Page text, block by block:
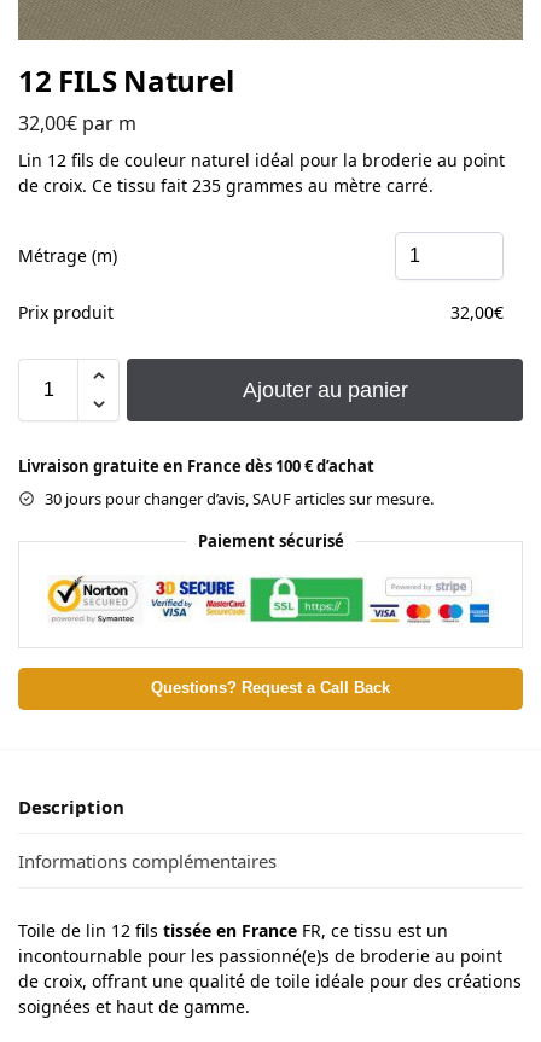
12 FILS Naturel
32,00€ par m
Lin 12 fils de couleur naturel idéal pour la broderie au point
de croix. Ce tissu fait 235 grammes au mètre carré.
Métrage (m)
Prix produit 32,00€
Ajouter au panier
Livraison gratuite en France dès 100 € d’achat
30 jours pour changer d’avis, SAUF articles sur mesure.
Paiement sécurisé
Questions? Request a Call Back
Description
Informations complémentaires
Toile de lin 12 fils tissée en France FR, ce tissu est un
incontournable pour les passionné(e)s de broderie au point
de croix, offrant une qualité de toile idéale pour des créations
soignées et haut de gamme.